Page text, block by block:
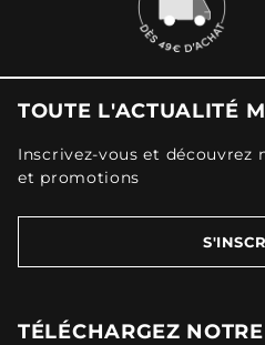
TOUTE L'ACTUALITÉ
Inscrivez-vous et découvrez
et promotions
TÉLÉCHARGEZ